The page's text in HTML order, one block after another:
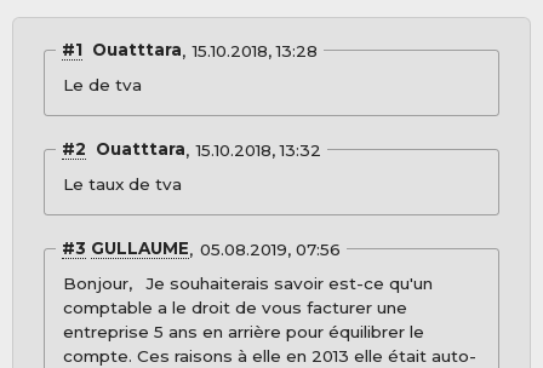
#1 Ouatttara
15.10.2018, 13:28
Le de tva
#2 Ouatttara
15.10.2018, 13:32
Le taux de tva
#3 GULLAUME
05.08.2019, 07:56
Bonjour, Je souhaiterais savoir est-ce qu'un
comptable a le droit de vous facturer une
entreprise 5 ans en arrière pour équilibrer le
compte. Ces raisons à elle en 2013 elle était auto-